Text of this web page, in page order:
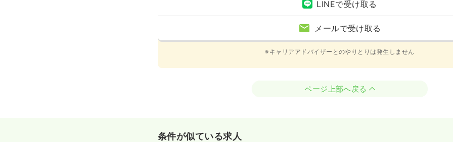
LINEで受け取る
メールで受け取る
※キャリアアドバイザーとのやりとりは発生しません
ページ上部へ戻る
条件が似ている求人